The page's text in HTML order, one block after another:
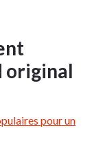
original
pour un